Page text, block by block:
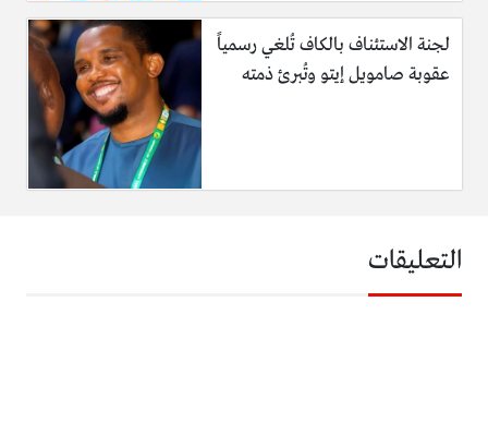
لجنة الاستئناف بالكاف تُلغي رسمياً
عقوبة صامويل إيتو وتُبرئ ذمته
التعليقات